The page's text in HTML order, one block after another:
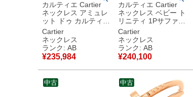
カルティエ Cartier
ネックレス アミュレ
ット ドゥ カルティエ
XS グリーン×ピンク
ゴールド 750 18K 18
金 ダイヤ マラカイト
緑 マット B7224550
【中古】中古品
Cartier
ネックレス
ランク: AB
¥235,984
カルティエ Cartier
ネックレス ベビー ト
リニティ 1Pサファイ
ア イエローゴールド
×ホワイトゴールド×
ピンクゴールド 3カ
ラー Au750 18K 18
金 【中古】中古品
Cartier
ネックレス
ランク: AB
¥240,100
中古 中古